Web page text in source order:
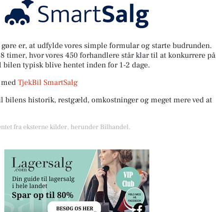
gøre er, at udfylde vores simple formular og starte budrunden.
timer, hvor vores 450 forhandlere står klar til at konkurrere på
typisk blive hentet inden for 1-2 dage.
TjekBil SmartSalg
bilens historik, restgæld, omkostninger og meget mere ved at
fra eksterne kilder, herunder Bilhandel.